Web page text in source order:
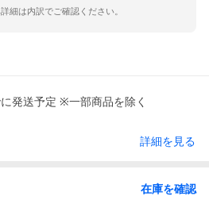
細は内訳でご確認ください。
発送予定 ※一部商品を除く
詳細を見る
在庫を確認